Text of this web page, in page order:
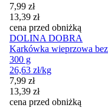
Cena promocyjna
7,99 zł
13,39 zł
cena przed obniżką
DOLINA DOBRA
Karkówka wieprzowa
300 g
26,63 zł/kg
Cena promocyjna
7,99 zł
13,39 zł
cena przed obniżką